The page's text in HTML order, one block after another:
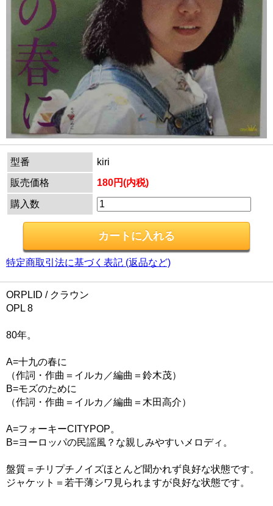
型番
kiri
販売価格
180円(内税)
購入数
特定商取引法に基づく表記 (返品など)
ORPLID / クラウン
OPL 8
80年。
A=十九の春に
（作詞・作曲＝イルカ／編曲＝鈴木茂）
B=モズのために
（作詞・作曲＝イルカ／編曲＝木田高介）
A=フォーキーCITYPOP。
B=ヨーロッパの民謡風？な親しみやすいメロディ。
盤質＝チリプチノイズほとんど聞かれず良好な状態です。
ジャケット＝若干薄シワ見られますが良好な状態です。